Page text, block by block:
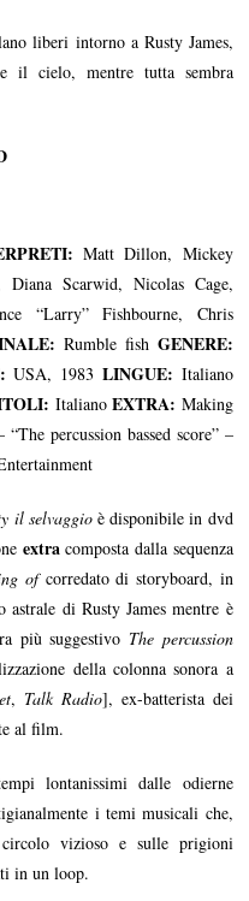
liberi intorno a Rusty James,
il cielo, mentre tutta sembra
Matt Dillon, Mickey
Scarwid, Nicolas Cage,
“Larry” Fishbourne, Chris
Rumble fish GENERE:
USA, 1983 LINGUE: Italiano
: ItalianoEXTRA: Making
percussion bassed score” –
il selvaggioè disponibile in dvd
extracomposta dalla sequenza
of corredato di storyboard, in
di Rusty James mentre è
più suggestivo The percussion
della colonna sonora a
, Talk Radio], ex-batterista dei
al film.
lontanissimi dalle odierne
i temi musicali che,
vizioso e sulle prigioni
in un loop.